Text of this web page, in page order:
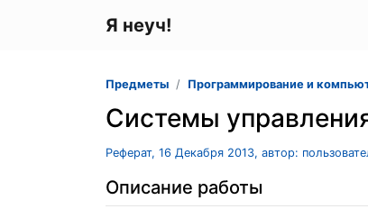
Я неуч!
Предметы Программирование и
Системы
Реферат, 16 Декабря 2013, автор:
Описание работы